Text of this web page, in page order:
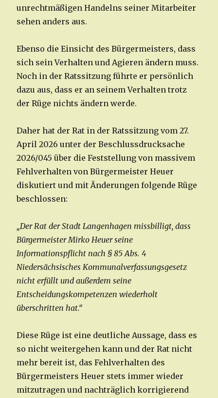
unrechtmäßigen Handelns seiner Mitarbeiter
sehen anders aus.
Ebenso die Einsicht des Bürgermeisters, dass
sich sein Verhalten und Agieren ändern muss.
Noch in der Ratssitzung führte er persönlich
dazu aus, dass er an seinem Verhalten trotz
der Rüge nichts ändern werde.
Daher hat der Rat in der Ratssitzung vom 27.
April 2026 unter der Beschlussdrucksache
2026/045 über die Feststellung von massivem
Fehlverhalten von Bürgermeister Heuer
diskutiert und mit Änderungen folgende Rüge
beschlossen:
„Der Rat der Stadt Langenhagen missbilligt, dass
Bürgermeister Mirko Heuer seine
Informationspflicht nach § 85 Abs. 4
Niedersächsisches Kommunalverfassungsgesetz
nicht erfüllt und außerdem seine
Entscheidungskompetenzen wiederholt
überschritten hat.“
Diese Rüge ist eine deutliche Aussage, dass es
so nicht weitergehen kann und der Rat nicht
mehr bereit ist, das Fehlverhalten des
Bürgermeisters Heuer stets immer wieder
mitzutragen und nachträglich korrigierend